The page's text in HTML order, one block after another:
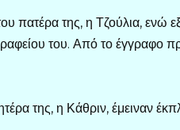
πατέρα της, η Τζούλια, ενώ
του. Από το έγγραφο
της, η Κάθριν, έμειναν